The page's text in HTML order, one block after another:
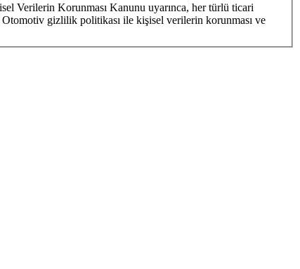
Verilerin Korunması Kanunu uyarınca, her türlü ticari
gizlilik politikası ile kişisel verilerin korunması ve